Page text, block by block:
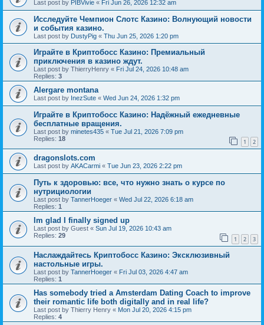
Last post by PIBVivie « Fri Jun 26, 2026 12:32 am
Исследуйте Чемпион Слотс Казино: Волнующий новости
и события казино.
Last post by DustyPig « Thu Jun 25, 2026 1:20 pm
Играйте в Криптобосс Казино: Премиальный
приключения в казино ждут.
Last post by ThierryHenry « Fri Jul 24, 2026 10:48 am
Replies: 3
Alergare montana
Last post by InezSute « Wed Jun 24, 2026 1:32 pm
Играйте в Криптобосс Казино: Надёжный ежедневные
бесплатные вращения.
Last post by minetes435 « Tue Jul 21, 2026 7:09 pm
Replies: 18 1 2
dragonslots.com
Last post by AKACarmi « Tue Jun 23, 2026 2:22 pm
Путь к здоровью: все, что нужно знать о курсе по
нутрициологии
Last post by TannerHoeger « Wed Jul 22, 2026 6:18 am
Replies: 1
Im glad I finally signed up
Last post by Guest « Sun Jul 19, 2026 10:43 am
Replies: 29 1 2 3
Наслаждайтесь Криптобосс Казино: Эксклюзивный
настольные игры.
Last post by TannerHoeger « Fri Jul 03, 2026 4:47 am
Replies: 1
Has somebody tried a Amsterdam Dating Coach to improve
their romantic life both digitally and in real life?
Last post by Thierry Henry « Mon Jul 20, 2026 4:15 pm
Replies: 4